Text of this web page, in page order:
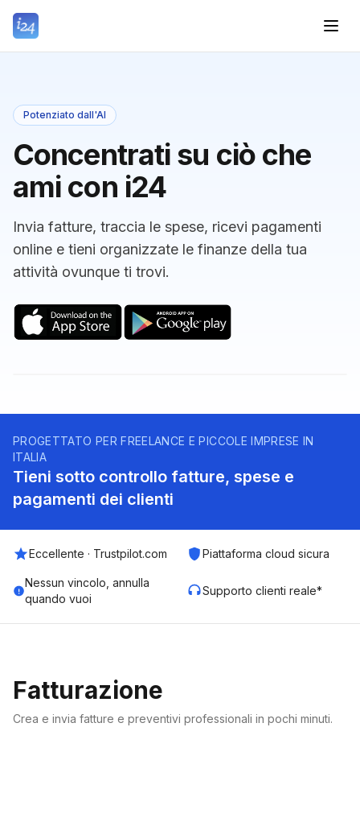
Potenziato dall'AI
Concentrati su ciò che
ami con i24
Invia fatture, traccia le spese, ricevi pagamenti
online e tieni organizzate le finanze della tua
attività ovunque ti trovi.
PROGETTATO PER FREELANCE E PICCOLE IMPRESE IN
ITALIA
Tieni sotto controllo fatture, spese e
pagamenti dei clienti
Eccellente · Trustpilot.com Piattaforma cloud sicura
Nessun vincolo, annulla
quando vuoi
Supporto clienti reale*
Fatturazione
Crea e invia fatture e preventivi professionali in pochi minuti.